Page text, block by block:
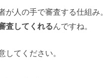
人の手で審査する仕組み。
査してくれるんですね。
してください。